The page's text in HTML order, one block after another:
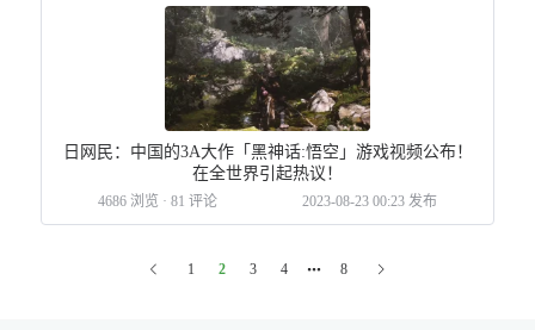
日网民：中国的3A大作「黑神话:悟空」游戏视频公布！
在全世界引起热议！
2023-08-23 00:23 发布
4686 浏览 ·81 评论
1 2 3 4 8